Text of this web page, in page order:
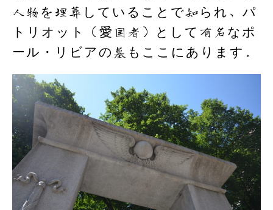
人物を埋葬していることで知られ、パ
トリオット（愛国者）として有名なポ
ール・リビアの墓もここにあります。